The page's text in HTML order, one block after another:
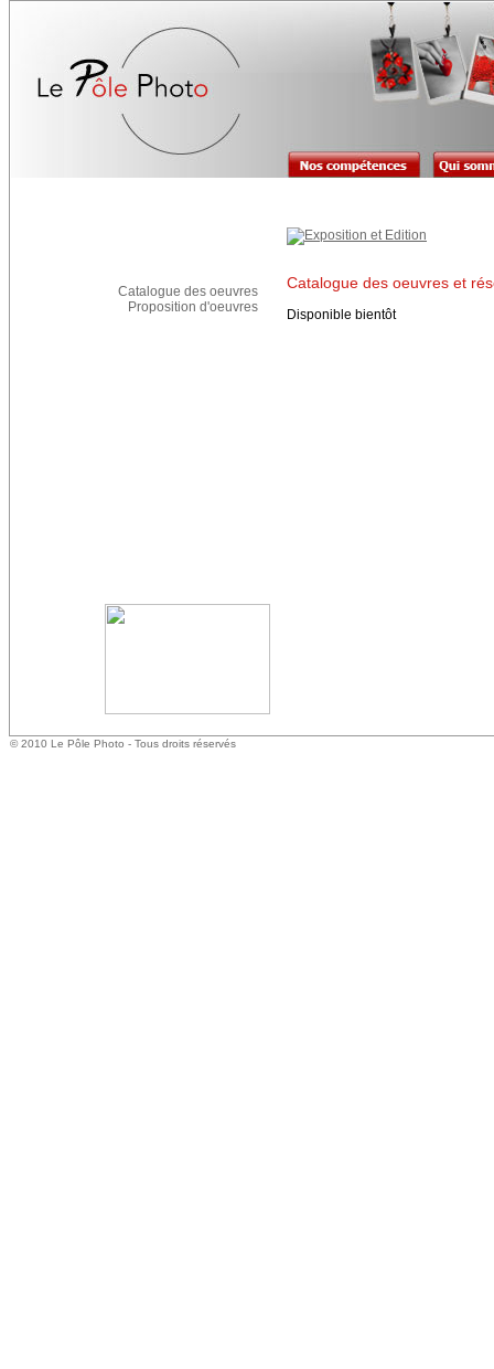
Catalogue des oeuvres
Proposition d'oeuvres
Catalogue des oeuvres et
Disponible bientôt
© 2010 Le Pôle Photo - Tous droits réservés